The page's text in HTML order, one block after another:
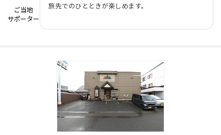
ご当地
サポーター
旅先でのひとときが楽しめます。